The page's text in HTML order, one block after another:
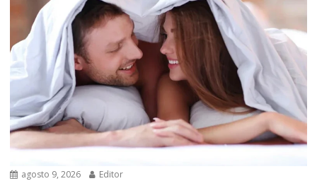
agosto 9, 2026 Editor